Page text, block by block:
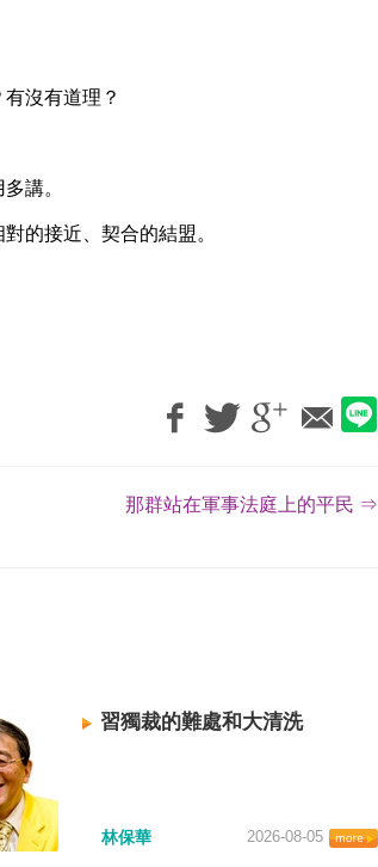
沒有道理？
講。
的接近、契合的結盟。
那群站在軍事法庭上的平民 ⇒
習獨裁的難處和大清洗
林保華 2026-08-05